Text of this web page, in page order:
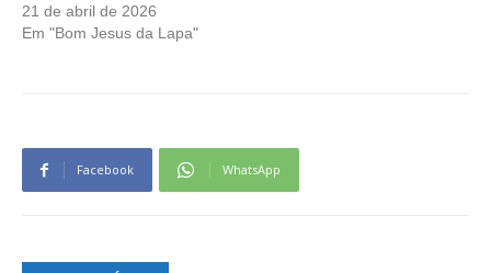
21 de abril de 2026
Em "Bom Jesus da Lapa"
Facebook WhatsApp